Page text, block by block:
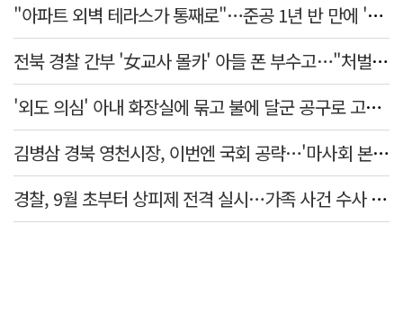
"아파트 외벽 테라스가 통째로"…준공 1년 반 만에 '아찔 사고'
전북 경찰 간부 '女교사 몰카' 아들 폰 부수고…"처벌 못하는 사안" 내부망에 글
'외도 의심' 아내 화장실에 묶고 불에 달군 공구로 고문…남편 검거
김병삼 경북 영천시장, 이번엔 국회 공략…'마사회 본사 이전·광역교통망 확충' 요청
경찰, 9월 초부터 상피제 전격 실시…가족 사건 수사 못해